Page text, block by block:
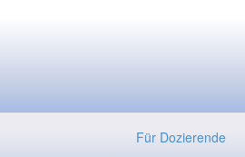
Für Dozierende